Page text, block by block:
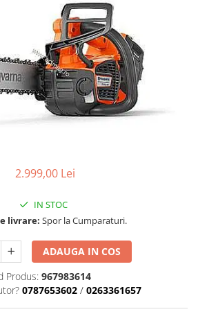
2.999,00 Lei
IN STOC
livrare: Spor la Cumparaturi.
ADAUGA IN COS
Produs: 967983614
0787653602 / 0263361657